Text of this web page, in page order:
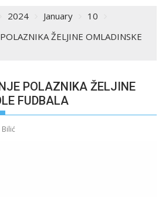
2024 January
10
ŽELJINE OMLADINSKE
POLAZNIKA ŽELJINE
FUDBALA
Bilić